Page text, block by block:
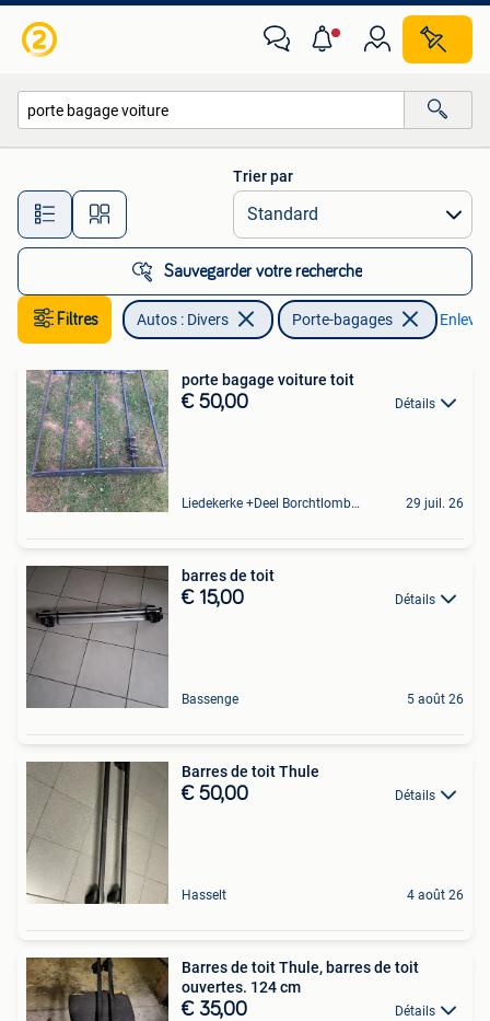
Toutes les distances…
Trier par
Sauvegarder votre recherche
Filtres Autos : Divers Porte-bagages
porte bagage voiture toit
€ 50,00 Détails
Liedekerke +Deel Borchtlombeek 29 juil. 26
barres de toit
€ 15,00 Détails
Bassenge 5 août 26
Barres de toit Thule
€ 50,00 Détails
Hasselt 4 août 26
Barres de toit Thule, barres de toit
ouvertes. 124 cm
€ 35,00 Détails